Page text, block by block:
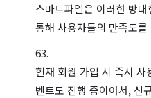
스마트파일은 이러한 방
통해 사용자들의 만족도
현재 회원 가입 시 즉시 사
벤트도 진행 중이어서, 신